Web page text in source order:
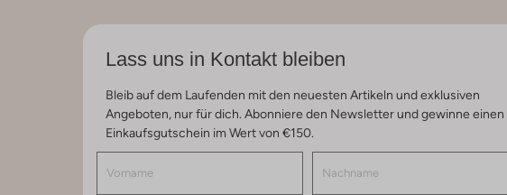
Lass uns in Kontakt bleiben
Bleib auf dem Laufenden mit den neuesten Artikeln und exklusiven
Angeboten, nur für dich. Abonniere den Newsletter und gewinne einen
Einkaufsgutschein im Wert von €150.